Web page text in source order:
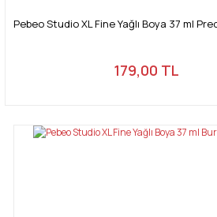
Pebeo Studio XL Fine Yağlı Boya 37 ml
179,00 TL